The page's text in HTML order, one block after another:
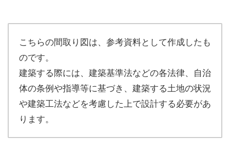
こちらの間取り図は、参考資料として作成したも
のです。
建築する際には、建築基準法などの各法律、自治
体の条例や指導等に基づき、建築する土地の状況
や建築工法などを考慮した上で設計する必要があ
ります。